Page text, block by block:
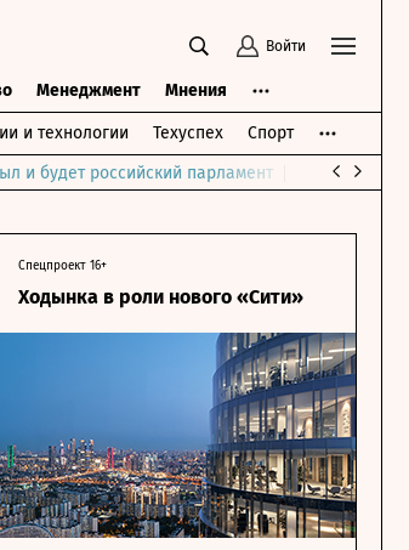
Войти
Менеджмент Мнения
и технологии Техуспех Спорт
и будет российский парламент Война на
Спецпроект 16+
Ходынка в роли нового «Сити»